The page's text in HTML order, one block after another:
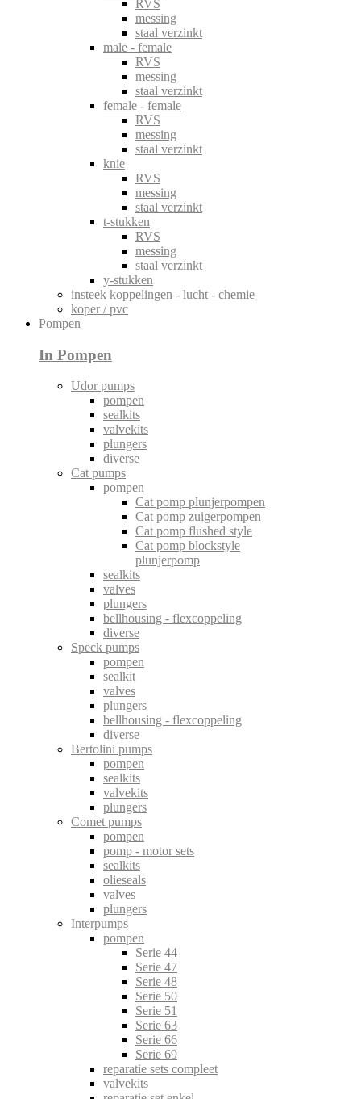
RVS
messing
staal verzinkt
male - female
RVS
messing
staal verzinkt
female - female
RVS
messing
staal verzinkt
knie
RVS
messing
staal verzinkt
t-stukken
RVS
messing
staal verzinkt
y-stukken
insteek koppelingen - lucht - chemie
koper / pvc
Pompen
In Pompen
Udor pumps
pompen
sealkits
valvekits
plungers
diverse
Cat pumps
pompen
Cat pomp plunjerpompen
Cat pomp zuigerpompen
Cat pomp flushed style
Cat pomp blockstyle
plunjerpomp
sealkits
valves
plungers
bellhousing - flexcoppeling
diverse
Speck pumps
pompen
sealkit
valves
plungers
bellhousing - flexcoppeling
diverse
Bertolini pumps
pompen
sealkits
valvekits
plungers
Comet pumps
pompen
pomp - motor sets
sealkits
olieseals
valves
plungers
Interpumps
pompen
Serie 44
Serie 47
Serie 48
Serie 50
Serie 51
Serie 63
Serie 66
Serie 69
reparatie sets compleet
valvekits